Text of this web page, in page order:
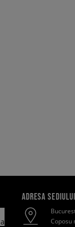
ADRESA SEDIULUI
Coposu